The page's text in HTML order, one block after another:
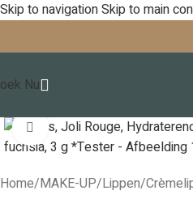
Skip to navigationSkip to main
Nu
Click to enlarge
Home/MAKE-UP/Lippen/